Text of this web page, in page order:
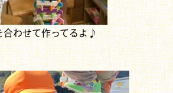
合わせて作ってるよ♪